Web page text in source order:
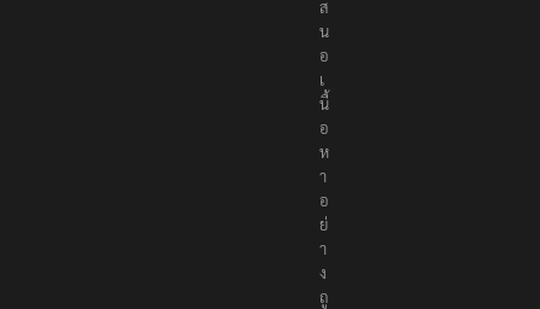
ส
น
อ
เ
นื้
อ
ห
า
อ
ย่
า
ง
ถู